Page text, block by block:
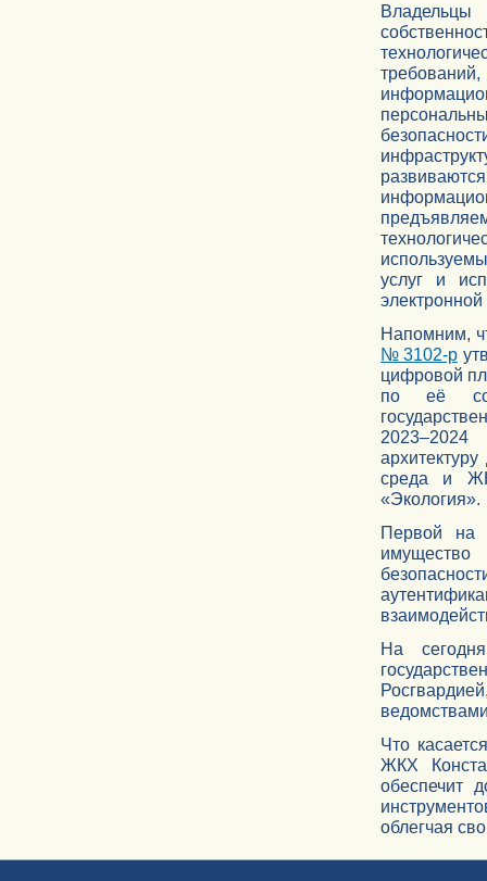
услуг и
Напомним,
№ 3102-р
цифровой
по её
2023–2024
среда и
«Экология».
Первой на
На
Что
ЖКХ
обеспечит
облегчая